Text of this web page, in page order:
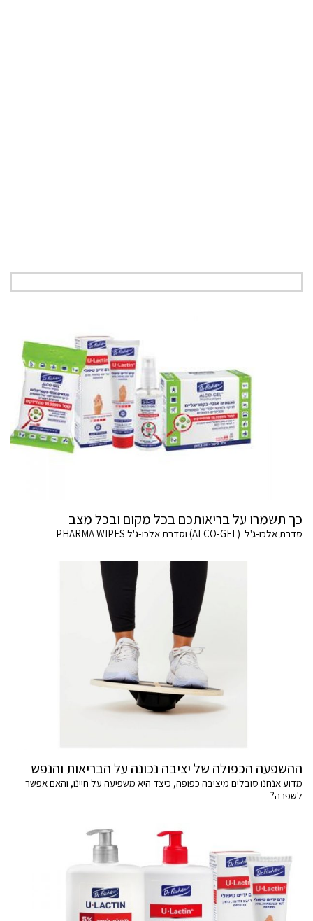
כך תשמרו על בריאותכם בכל מקום ובכל מצב
סדרת אלכו-ג'ל (ALCO-GEL) וסדרת אלכו-ג'ל PHARMA WIPES
ההשפעה הכפולה של יציבה נכונה על הבריאות והנפש
מדוע אנחנו סובלים מיציבה כפופה, כיצד היא משפיעה על חיינו, והאם אפשר
לשפרה?